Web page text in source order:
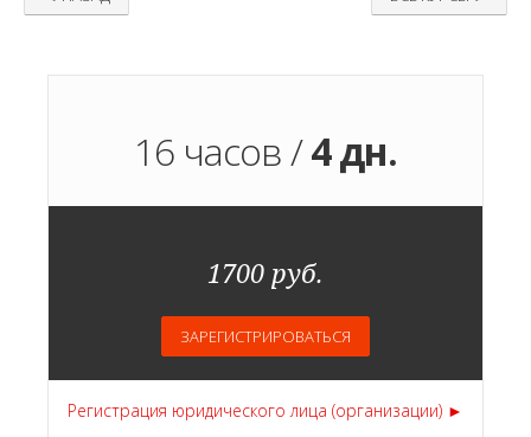
16 часов /4 дн.
1700 руб.
ЗАРЕГИСТРИРОВАТЬСЯ
Регистрация юридического лица (организации) ►